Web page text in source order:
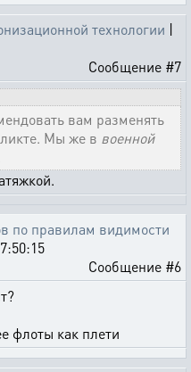
технологии |
Сообщение #7
вам разменять
Мы же в военной
по правилам видимости
Сообщение #6
флоты как плети